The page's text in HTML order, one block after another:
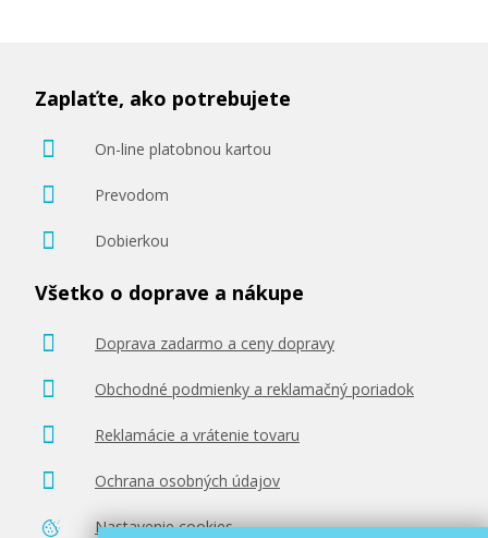
Zaplaťte, ako potrebujete
On-line platobnou kartou
Prevodom
Dobierkou
Všetko o doprave a nákupe
Doprava zadarmo a ceny dopravy
Obchodné podmienky a reklamačný poriadok
Reklamácie a vrátenie tovaru
Ochrana osobných údajov
Nastavenie cookies